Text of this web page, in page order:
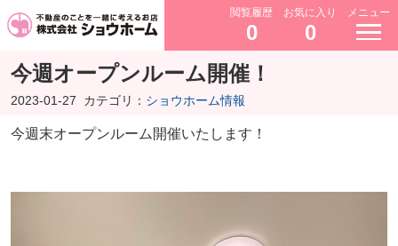
閲覧履歴
0
お気に入り
0
メニュー
今週オープンルーム開催！
2023-01-27 カテゴリ： ショウホーム情報
今週末オープンルーム開催いたします！